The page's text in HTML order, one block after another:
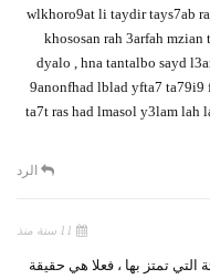
wlkhoro9at li taydir tays7ab
khososan rah 3arfah
dyalo , hna tantalbo sayd
9anonfhad lblad yfta7 ta79i9
ta7t ras had lmasol y3lam lah
الرد
التي تمتز بها ، فعلا هي حقيقة